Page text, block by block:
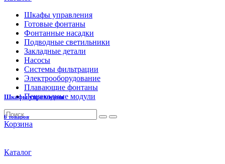
Шкафы управления
Готовые фонтаны
Фонтанные насадки
Подводные светильники
Закладные детали
Насосы
Системы фильтрации
Электрооборудование
Плавающие фонтаны
Пешеходные модули
Корзина
Каталог
Шкафы управления
6 товаров